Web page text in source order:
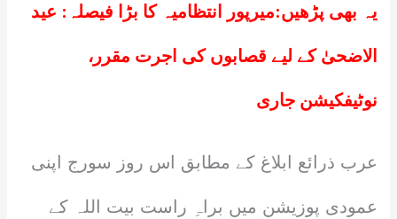
یہ بھی پڑھیں:میرپور انتظامیہ کا بڑا فیصلہ: عید
الاضحیٰ کے لیے قصابوں کی اجرت مقرر،
نوٹیفکیشن جاری
عرب ذرائع ابلاغ کے مطابق اس روز سورج اپنی
عمودی پوزیشن میں براہِ راست بیت اللہ کے